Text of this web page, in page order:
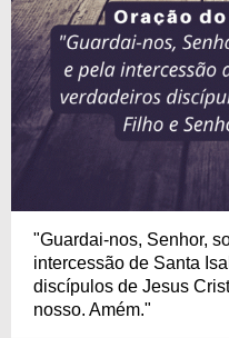
"Guardai-nos, Senhor,
intercessão de Santa
discípulos de Jesus
nosso. Amém."